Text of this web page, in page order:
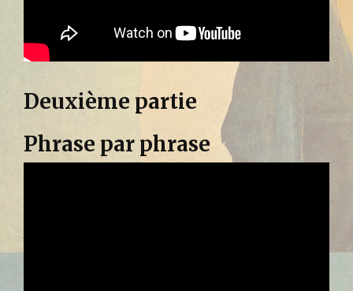
Deuxième partie
Phrase par phrase